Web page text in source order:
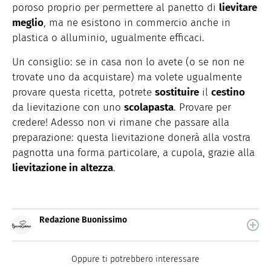
poroso proprio per permettere al panetto di lievitare
meglio, ma ne esistono in commercio anche in
plastica o alluminio, ugualmente efficaci.
Un consiglio: se in casa non lo avete (o se non ne
trovate uno da acquistare) ma volete ugualmente
provare questa ricetta, potrete sostituire il cestino
da lievitazione con uno scolapasta. Provare per
credere! Adesso non vi rimane che passare alla
preparazione: questa lievitazione donerà alla vostra
pagnotta una forma particolare, a cupola, grazie alla
lievitazione in altezza.
Redazione Buonissimo
quale trovi idee veloci, facili e spiegate passo passo.
Oppure ti potrebbero interessare